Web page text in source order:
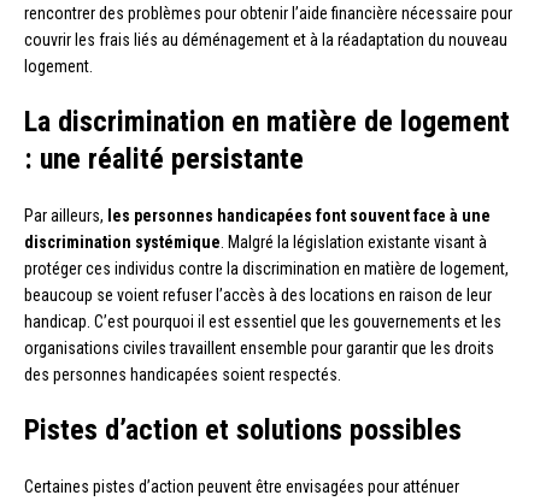
rencontrer des problèmes pour obtenir l’aide financière nécessaire pour
couvrir les frais liés au déménagement et à la réadaptation du nouveau
logement.
La discrimination en matière de logement
: une réalité persistante
Par ailleurs, les personnes handicapées font souvent face à une
discrimination systémique . Malgré la législation existante visant à
protéger ces individus contre la discrimination en matière de logement,
beaucoup se voient refuser l’accès à des locations en raison de leur
handicap. C’est pourquoi il est essentiel que les gouvernements et les
organisations civiles travaillent ensemble pour garantir que les droits
des personnes handicapées soient respectés.
Pistes d’action et solutions possibles
Certaines pistes d’action peuvent être envisagées pour atténuer